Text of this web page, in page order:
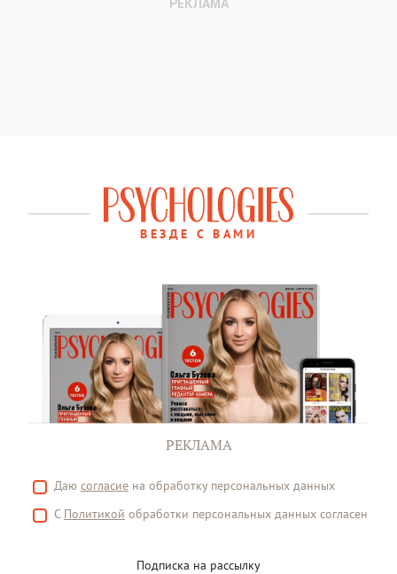
ВЕЗДЕ С ВАМИ
РЕКЛАМА
Даю согласие на обработку персональных данных
С Политикой обработки персональных данных согласен
Подписка на рассылку